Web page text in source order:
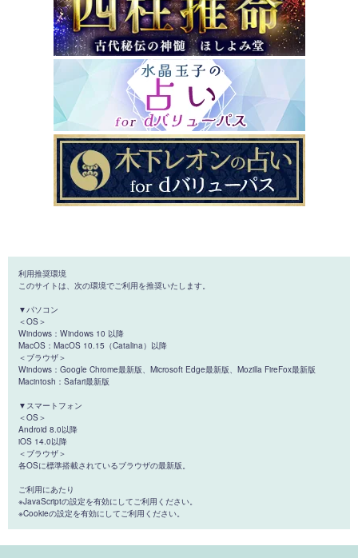
利用推奨環境
このサイトは、次の環境でご利用を推奨いたします。
▼パソコン
＜OS＞
Windows：Windows 10 以降
MacOS：MacOS 10.15（Catalina）以降
＜ブラウザ＞
Windows：Google Chrome最新版、Microsoft Edge最新版、Mozilla FireFox最新版
Macintosh：Safari最新版
▼スマートフォン
＜OS＞
Android 8.0以降
iOS 14.0以降
＜ブラウザ＞
各OSに標準搭載されているブラウザの最新版。
ご利用にあたり
※JavaScriptの設定を有効にしてご利用ください。
※Cookieの設定を有効にしてご利用ください。